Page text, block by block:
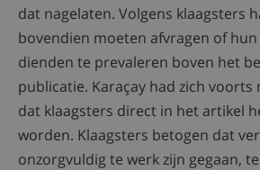
dat nagelaten. Volgens klaagsters
bovendien moeten afvragen of
dienden te prevaleren boven het
publicatie. Karaçay had zich
dat klaagsters direct in het artikel
worden. Klaagsters betogen dat
onzorgvuldig te werk zijn gegaan,